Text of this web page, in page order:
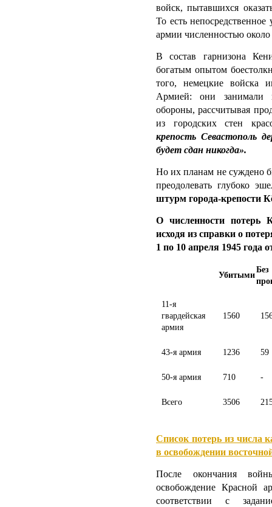
войск, пытавшихся
То есть
армии численностью около
В состав гарнизона
богатым опытом
того, немецкие войска
Армией: они занимали
обороны, рассчитывая
из городских стен
крепость Севастополь
будет сдан никогда».
Но их планам не суждено
преодолевать глубоко
штурм города-крепости
О численности
исходя из справки о
1 по 10 апреля 1945 года
Убитыми
11-я
гвардейская
армия
1560
43-я армия 1236 59
50-я армия 710 -
Всего 3506
Список потерь из числа
в освобождении
После окончания
освобождение Красной
соответствии с